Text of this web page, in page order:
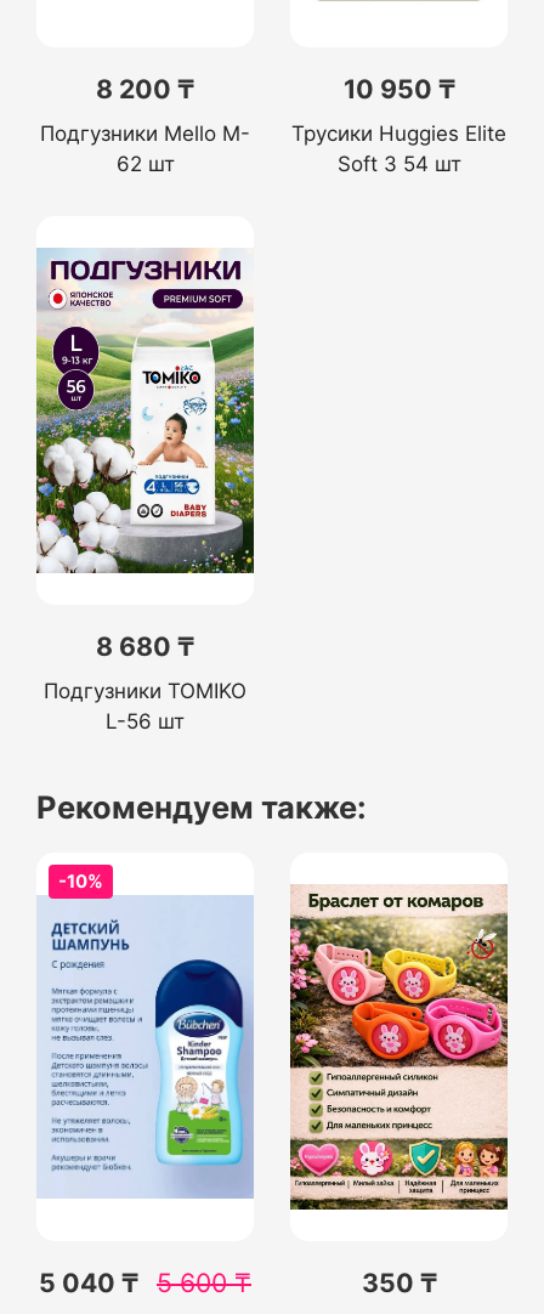
8 200 ₸
Подгузники Mello M-
62 шт
10 950 ₸
Трусики Huggies Elite
Soft 3 54 шт
8 680 ₸
Подгузники TOMIKO
L-56 шт
Рекомендуем также:
-10%
5 040 ₸ 5 600₸ 350 ₸